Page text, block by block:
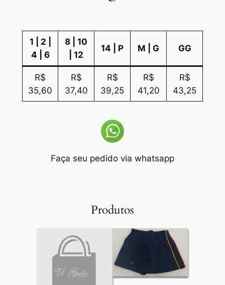
1 | 2 |
4 | 6
8 | 10
| 12
14 | P M | G GG
R$
35,60
R$
37,40
R$
39,25
R$
41,20
R$
43,25
Faça seu pedido via whatsapp
Produtos